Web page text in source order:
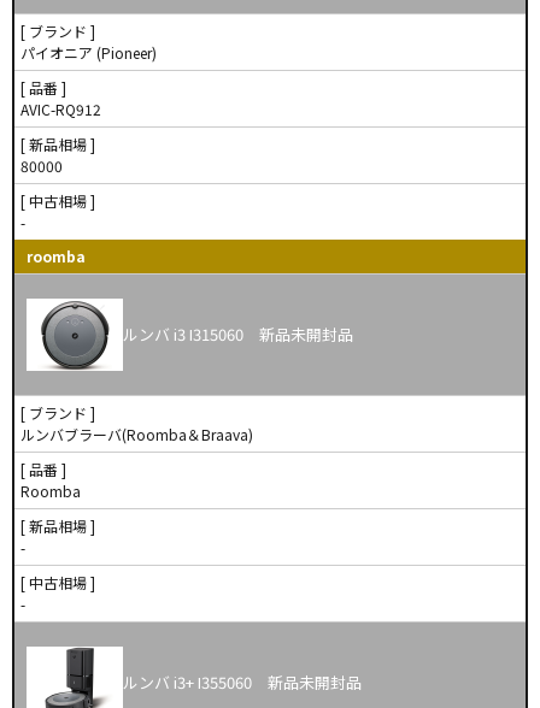
[ ブランド ]
パイオニア (Pioneer)
[ 品番 ]
AVIC-RQ912
[ 新品相場 ]
80000
[ 中古相場 ]
-
roomba
ルンバ i3 I315060 新品未開封品
[ ブランド ]
ルンバブラーバ(Roomba＆Braava)
[ 品番 ]
Roomba
[ 新品相場 ]
-
[ 中古相場 ]
-
ルンバ i3+ I355060 新品未開封品